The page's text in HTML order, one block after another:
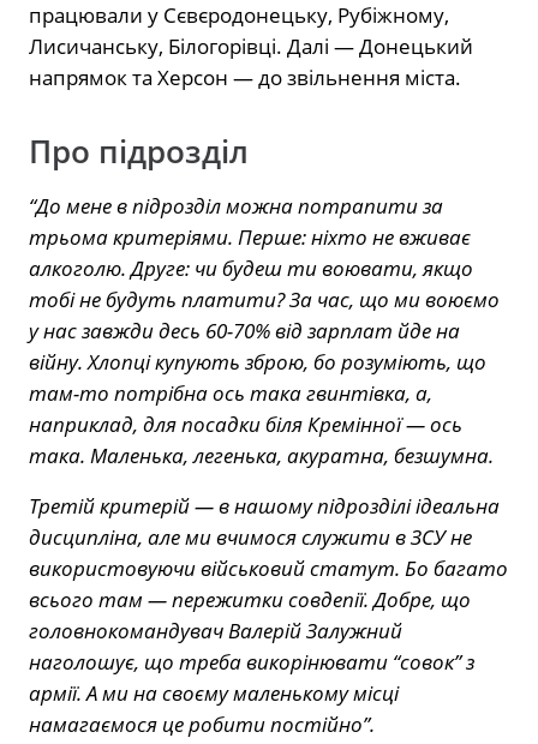
працювали у Сєвєродонецьку, Рубіжному,
Лисичанську, Білогорівці. Далі — Донецький
напрямок та Херсон — до звільнення міста.
Про підрозділ
“До мене в підрозділ можна потрапити за
трьома критеріями. Перше: ніхто не вживає
алкоголю. Друге: чи будеш ти воювати, якщо
тобі не будуть платити? За час, що ми воюємо
у нас завжди десь 60-70% від зарплат йде на
війну. Хлопці купують зброю, бо розуміють, що
там-то потрібна ось така гвинтівка, а,
наприклад, для посадки біля Кремінної — ось
така. Маленька, легенька, акуратна, безшумна.
Третій критерій — в нашому підрозділі ідеальна
дисципліна, але ми вчимося служити в ЗСУ не
використовуючи військовий статут. Бо багато
всього там — пережитки совдепії. Добре, що
головнокомандувач Валерій Залужний
наголошує, що треба викорінювати “совок” з
армії. А ми на своєму маленькому місці
намагаємося це робити постійно”.